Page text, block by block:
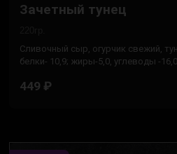
Зачетный тунец
Сливочный сыр, огурчик свежий,
белки- 10,9; жиры-5,0, углеводы -
449 ₽